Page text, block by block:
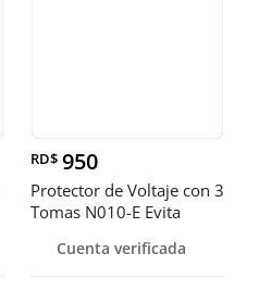
RD$ 950
Protector de Voltaje con 3
Tomas N010-E Evita
Cuenta verificada